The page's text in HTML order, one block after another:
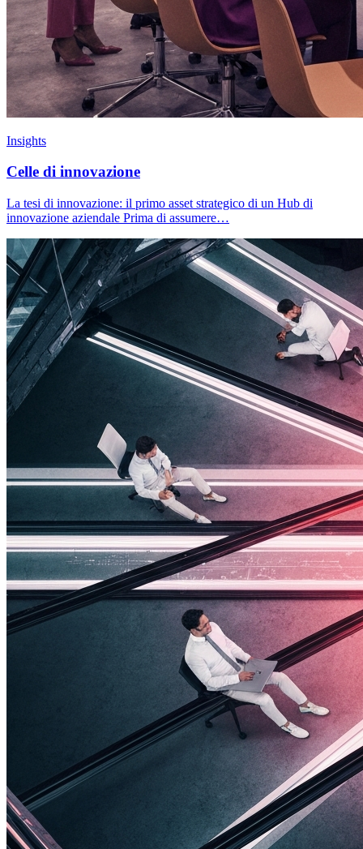
Insights
Celle di innovazione
La tesi di innovazione: il primo asset strategico di un Hub di
innovazione aziendale Prima di assumere…